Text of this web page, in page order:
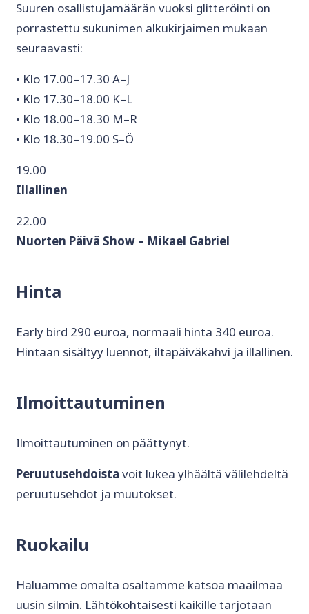
Suuren osallistujamäärän vuoksi glitteröinti on
porrastettu sukunimen alkukirjaimen mukaan
seuraavasti:
• Klo 17.00–17.30 A–J
• Klo 17.30–18.00 K–L
• Klo 18.00–18.30 M–R
• Klo 18.30–19.00 S–Ö
19.00
Illallinen
22.00
Nuorten Päivä Show – Mikael Gabriel
Hinta
Early bird 290 euroa, normaali hinta 340 euroa.
Hintaan sisältyy luennot, iltapäiväkahvi ja illallinen.
Ilmoittautuminen
Ilmoittautuminen on päättynyt.
Peruutusehdoista voit lukea ylhäältä välilehdeltä
peruutusehdot ja muutokset.
Ruokailu
Haluamme omalta osaltamme katsoa maailmaa
uusin silmin. Lähtökohtaisesti kaikille tarjotaan